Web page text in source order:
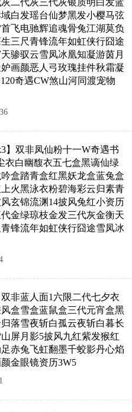
白发瑶台仙梦黑发小樱马弦
飞电驰辉追魂骨兔江湖莫负
三尺青锋流年如虹侠行囧途
骖驭云雪凤冰凰知凝游茵月
画颜恶人弓玫瑰挂件秋霜凝
奇遇CW煞山河同渡宠物
】双非凤仙粉十一W奇遇书
衣白幽馥衣五七盒黑谪仙绿
盒踏青盒红黑妖龙盒蓝兔盒
火黑泳衣粉碧海彩云归素青
玄锦流渊14披风兔红小资历
金绿琼枝金发三代灰金衡天
锋流年如虹侠行囧途雪凤冰
非蓝人面1六限二代七夕衣
盒雪盒蓝鼠盒三代元宵盒黑
落雪夜斩白孤云夜斩白暮长
屏月影5披风九红紫发猴红
赤兔飞虹翻墨千蛟影丹心焰
金眼镜资历3W5